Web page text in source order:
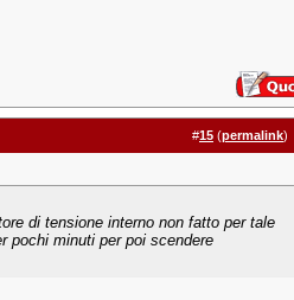
#15 (permalink)
di tensione interno non fatto per tale
pochi minuti per poi scendere